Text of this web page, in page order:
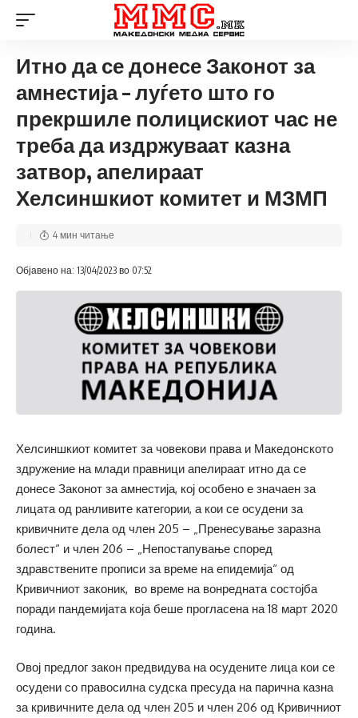
Итно да се донесе Законот за
амнестија – луѓето што го
прекршиле полицискиот час не
треба да издржуваат казна
затвор, апелираат
Хелсиншкиот комитет и МЗМП
Објавено на: 13/04/2023 во 07:52
4 мин читање
Хелсиншкиот комитет за човекови права и Македонското
здружение на млади правници апелираат итно да се
донесе Законот за амнестија, кој особено е значаен за
лицата од ранливите категории, а кои се осудени за
кривичните дела од член 205 – „Пренесување заразна
болест“ и член 206 – „Непостапување според
здравствените прописи за време на епидемија“ од
Кривичниот законик, во време на вонредната состојба
поради пандемијата која беше прогласена на 18 март 2020
година.
Овој предлог закон предвидува на осудените лица кои се
осудени со правосилна судска пресуда на парична казна
за кривичните дела од член 205 и член 206 од Кривичниот